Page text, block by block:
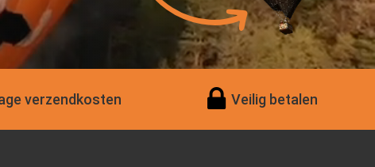
verzendkosten Veilig betalen